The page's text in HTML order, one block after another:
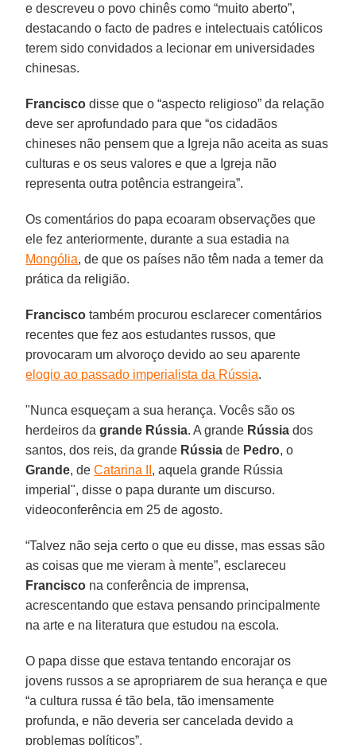
e descreveu o povo chinês como “muito aberto”,
destacando o facto de padres e intelectuais católicos
terem sido convidados a lecionar em universidades
chinesas.
Francisco disse que o “aspecto religioso” da relação
deve ser aprofundado para que “os cidadãos
chineses não pensem que a Igreja não aceita as suas
culturas e os seus valores e que a Igreja não
representa outra potência estrangeira”.
Os comentários do papa ecoaram observações que
ele fez anteriormente, durante a sua estadia na
Mongólia, de que os países não têm nada a temer da
prática da religião.
Francisco também procurou esclarecer comentários
recentes que fez aos estudantes russos, que
provocaram um alvoroço devido ao seu aparente
elogio ao passado imperialista da Rússia.
"Nunca esqueçam a sua herança. Vocês são os
herdeiros dagrande Rússia. A grande Rússia dos
santos, dos reis, da grande Rússia de Pedro, o
Grande, deCatarina II , aquela grande Rússia
imperial", disse o papa durante um discurso.
videoconferência em 25 de agosto.
“Talvez não seja certo o que eu disse, mas essas são
as coisas que me vieram à mente”, esclareceu
Francisco na conferência de imprensa,
acrescentando que estava pensando principalmente
na arte e na literatura que estudou na escola.
O papa disse que estava tentando encorajar os
jovens russos a se apropriarem de sua herança e que
“a cultura russa é tão bela, tão imensamente
profunda, e não deveria ser cancelada devido a
problemas políticos”.